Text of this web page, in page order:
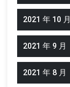
2021 年 10 月
2021 年 9 月
2021 年 8 月